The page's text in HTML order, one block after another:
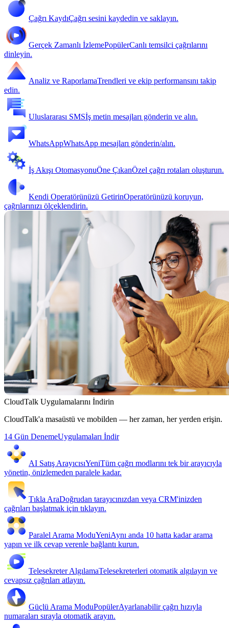
Çağrı KaydıÇağrı sesini kaydedin ve saklayın.
Gerçek Zamanlı İzlemePopülerCanlı temsilci çağrılarını
dinleyin.
Analiz ve RaporlamaTrendleri ve ekip performansını takip
edin.
Uluslararası SMSİş metin mesajları gönderin ve alın.
WhatsAppWhatsApp mesajları gönderin/alın.
İş Akışı OtomasyonuÖne ÇıkanÖzel çağrı rotaları oluşturun.
Kendi Operatörünüzü GetirinOperatörünüzü koruyun,
çağrılarınızı ölçeklendirin.
CloudTalk Uygulamalarını İndirin
CloudTalk'a masaüstü ve mobilden — her zaman, her yerden erişin.
14 Gün DenemeUygulamaları İndir
AI Satış ArayıcısıYeniTüm çağrı modlarını tek bir arayıcıyla
yönetin, önizlemeden paralele kadar.
Tıkla AraDoğrudan tarayıcınızdan veya CRM'inizden
çağrıları başlatmak için tıklayın.
Paralel Arama ModuYeniAynı anda 10 hatta kadar arama
yapın ve ilk cevap verenle bağlantı kurun.
Telesekreter AlgılamaTelesekreterleri otomatik algılayın ve
cevapsız çağrıları atlayın.
Güçlü Arama ModuPopülerAyarlanabilir çağrı hızıyla
numaraları sırayla otomatik arayın.